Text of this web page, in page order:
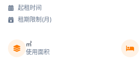
起租时间
租期限制(月)
㎡
使用面积